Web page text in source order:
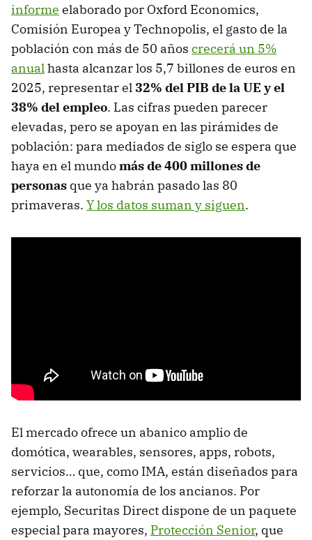
informe elaborado por Oxford Economics,
Comisión Europea y Technopolis, el gasto de la
población con más de 50 años crecerá un 5%
anualhasta alcanzar los 5,7 billones de euros en
2025, representar el32% del PIB de la UE y el
38% del empleo. Las cifras pueden parecer
elevadas, pero se apoyan en las pirámides de
población: para mediados de siglo se espera que
haya en el mundomás de 400 millones de
personas que ya habrán pasado las 80
primaveras. Y los datos suman y siguen.
El mercado ofrece un abanico amplio de
domótica, wearables, sensores, apps, robots,
servicios… que, como IMA, están diseñados para
reforzar la autonomía de los ancianos. Por
ejemplo, Securitas Direct dispone de un paquete
especial para mayores, Protección Senior, que